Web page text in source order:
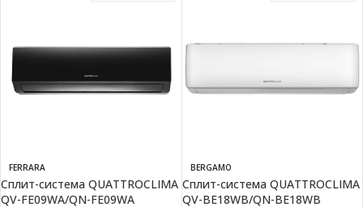
FERRARA
Сплит-система QUATTROCLIMA
QV-FE09WA/QN-FE09WA
BERGAMO
Сплит-система QUATTROCLIMA
QV-BE18WB/QN-BE18WB